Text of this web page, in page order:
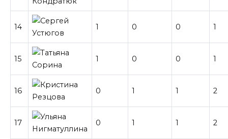
14 1 0 0 1
15 1 0 0 1
16 0 1 1 2
17 0 1 1 2